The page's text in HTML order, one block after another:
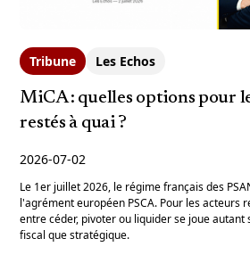
Tribune Les Echos
MiCA : quelles options pour
restés à quai ?
2026-07-02
Le 1er juillet 2026, le régime français des
l'agrément européen PSCA. Pour les acteurs
entre céder, pivoter ou liquider se joue
fiscal que stratégique.